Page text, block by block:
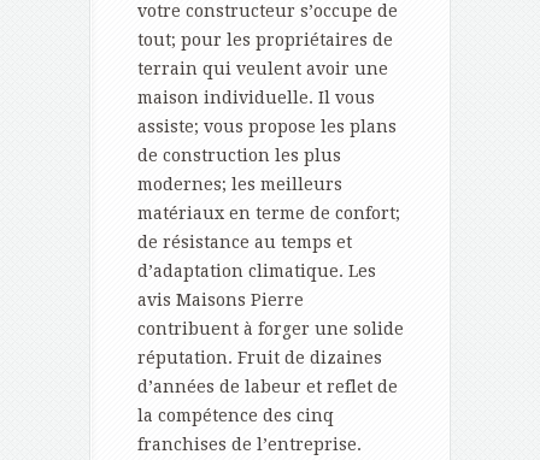
votre constructeur s’occupe de
tout; pour les propriétaires de
terrain qui veulent avoir une
maison individuelle. Il vous
assiste; vous propose les plans
de construction les plus
modernes; les meilleurs
matériaux en terme de confort;
de résistance au temps et
d’adaptation climatique. Les
avis Maisons Pierre
contribuent à forger une solide
réputation. Fruit de dizaines
d’années de labeur et reflet de
la compétence des cinq
franchises de l’entreprise.